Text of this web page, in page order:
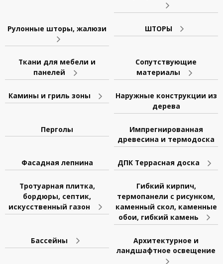
Рулонные шторы, жалюзи ШТОРЫ
Ткани для мебели и
панелей
Сопутствующие
материалы
Камины и гриль зоны
Наружные конструкции из
дерева
Перголы
Импрегнированная
древесина и термодоска
Фасадная лепнина ДПК Террасная доска
Тротуарная плитка,
бордюры, септик,
искусственный газон
Гибкий кирпич,
термопанели с рисунком,
каменный скол, каменные
обои, гибкий камень
Бассейны
Архитектурное и
ландшафтное освещение